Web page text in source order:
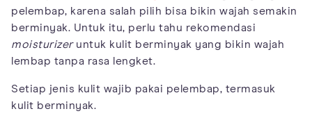
pelembap, karena salah pilih bisa bikin wajah semakin
berminyak. Untuk itu, perlu tahu rekomendasi
moisturizeruntuk kulit berminyak yang bikin wajah
lembap tanpa rasa lengket.
Setiap jenis kulit wajib pakai pelembap, termasuk
kulit berminyak.